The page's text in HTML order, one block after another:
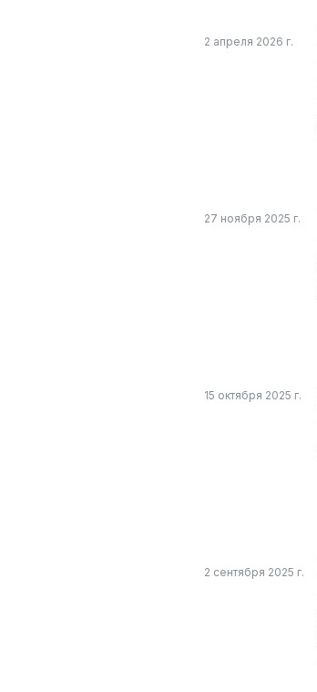
2 апреля 2026 г.
27 ноября 2025 г.
15 октября 2025 г.
2 сентября 2025 г.